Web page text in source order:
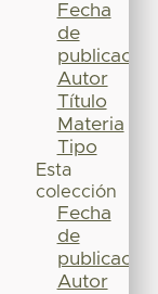
Fecha
de
publicación
Autor
Título
Materia
Tipo
Esta
colección
Fecha
de
publicación
Autor